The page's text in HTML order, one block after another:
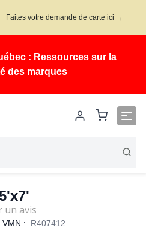
Faites votre demande de carte ici →
: Ressources sur la
des marques
VMN : R407412